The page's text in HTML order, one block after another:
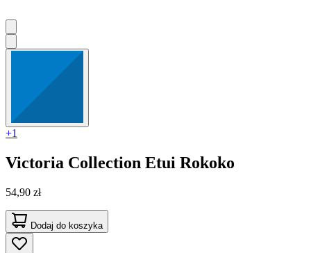
+1
Victoria Collection Etui Rokoko
54,90 zł
Dodaj do koszyka